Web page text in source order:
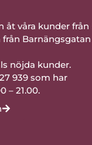
åt våra kunder från
Barnängsgatan
nöjda kunder.
939 som har
– 21.00.